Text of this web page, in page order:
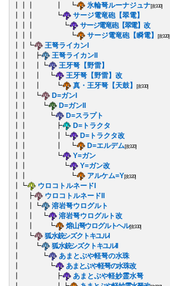
┃┃┃ ┃ ┗
氷輪弩ルーナジュナ[攻330]
┃┃┃ ┗
サージ電竜砲【翠電】
┃┃┃ ┗
サージ電竜砲【翠電】改
┃┃┃ ┗
サージ電竜砲【瞬電】 [攻320]
┃┃┗
王弩ライカンI
┃┃ ┣
王弩ライカンII
┃┃ ┃┗
王牙弩【野雷】
┃┃ ┃ ┗
王牙弩【野雷】改
┃┃ ┃ ┗
真・王牙弩【天鼓】 [攻330]
┃┃ ┗
D=ガンI
┃┃ ┗
D=ガンII
┃┃ ┗
D=スラプト
┃┃ ┣
D=トラクタ
┃┃ ┃┗
D=トラクタ改
┃┃ ┃ ┗
D=エルデム[攻320]
┃┃ ┗
Y=ガン
┃┃ ┗
Y=ガン改
┃┃ ┗
アルケム=Y[攻320]
┃┗
ウロコトルネードI
┃ ┣
ウロコトルネードII
┃ ┃┗
溶岩弩ウログルト
┃ ┃ ┗
溶岩弩ウログルト改
┃ ┃ ┗
熔山弩ウログルトヘル[攻330]
┃ ┗
狐水銃シズクトキユルI
┃ ┗
狐水銃シズクトキユルII
┃ ┗
あまとぶや軽弩の水珠
┃ ┗
あまとぶや軽弩の水珠改
┃ ┣
あまとぶや軽妙霊水弩